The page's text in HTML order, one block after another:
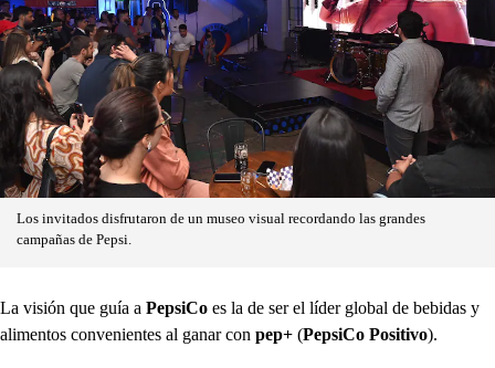
Los invitados disfrutaron de un museo visual recordando las grandes
campañas de Pepsi.
La visión que guía a PepsiCo es la de ser el líder global de bebidas y
alimentos convenientes al ganar con pep+ (PepsiCo Positivo).